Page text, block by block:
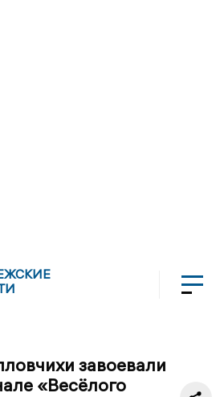
завоевали
«Весёлого